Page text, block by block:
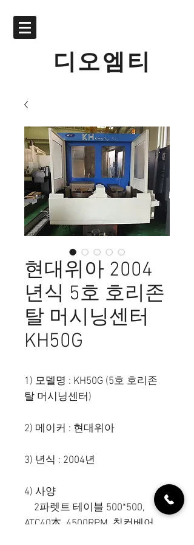
디오엠티
현대위아 2004
년식 5호 호리존
탈 머시닝센터
KH50G
1) 모델명 : KH50G (5호 호리존
탈 머시닝센터)
2) 메이커 : 현대위아
3) 년식 : 2004년
4) 사양
2파렛트 테이블 500*500,
ATC40本, 4500RPM, 칩컨베어,